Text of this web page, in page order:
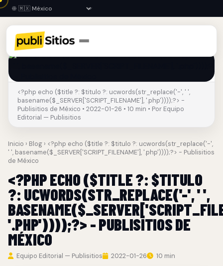
<?php echo ($title ?: $titulo ?: ucwords(str_replace('-', ' ',
basename($_SERVER['SCRIPT_FILENAME'], '.php'))));?> -
Publisitios de México • 2022-01-26 • 10 min • Por Equipo
Editorial — Publisitios
Inicio › Blog › <?php echo ($title ?: $titulo ?: ucwords(str_replace('-',
' ', basename($_SERVER['SCRIPT_FILENAME'], '.php'))));?> - Publisitios
de México
<?PHP ECHO ($TITLE ?: $TITULO
?: UCWORDS(STR_REPLACE('-', ' ',
'.PHP'))));?> - PUBLISITIOS DE
MÉXICO
Equipo Editorial — Publisitios 2022-01-26 10 min